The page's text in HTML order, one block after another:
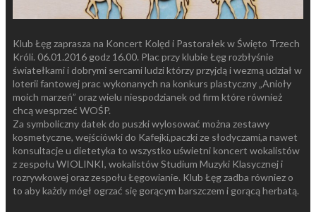
Klub Łęg zaprasza na Koncert Kolęd i Pastorałek w Święto Trzech
Króli. 06.01.2016 godz 16.00. Plac przy klubie Łęg rozbłyśnie
światełkami i dobrymi sercami ludzi którzy przyjdą i wezmą udział w
loterii fantowej prac wykonanych na konkurs plastyczny „Anioły
moich marzeń” oraz wielu niespodzianek od firm które również
chcą wesprzeć WOŚP.
Za symboliczny datek do puszki wylosować można zestawy
kosmetyczne, wejściówki do Kafejki,paczki ze słodyczami,a nawet
konsultacje u dietetyka to wszystko uświetni koncert wokalistów
z zespołu WIOLINKI, wokalistów Studium Muzyki Klasycznej i
rozrywkowej oraz zespołu Łęgowianie. Klub Łęg zadba równiez o
to aby każdy mógł ogrzać się gorącym barszczem i gorącą herbatą.